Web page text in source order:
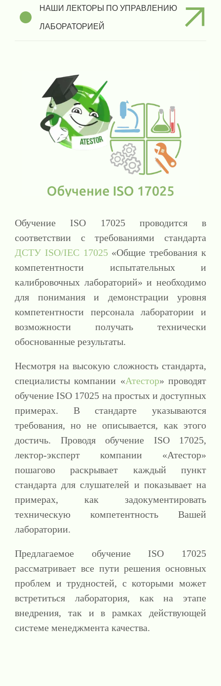
НАШИ ЛЕКТОРЫ ПО УПРАВЛЕНИЮ
ЛАБОРАТОРИЕЙ
Обучение ISO 17025 проводится в
соответствии с требованиями стандарта
ДСТУ ISO/IEC 17025 «Общие требования к
компетентности испытательных и
калибровочных лабораторий» и необходимо
для понимания и демонстрации уровня
компетентности персонала лаборатории и
возможности получать технически
обоснованные результаты.
Несмотря на высокую сложность стандарта,
специалисты компании «Атестор» проводят
обучение ISO 17025 на простых и доступных
примерах. В стандарте указываются
требования, но не описывается, как этого
достичь. Проводя обучение ISO 17025,
лектор-эксперт компании «Атестор»
пошагово раскрывает каждый пункт
стандарта для слушателей и показывает на
примерах, как задокументировать
техническую компетентность Вашей
лаборатории.
Предлагаемое обучение ISO 17025
рассматривает все пути решения основных
проблем и трудностей, с которыми может
встретиться лаборатория, как на этапе
внедрения, так и в рамках действующей
системе менеджмента качества.